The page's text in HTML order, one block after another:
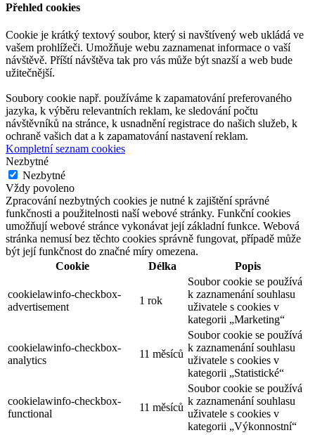
Přehled cookies
Cookie je krátký textový soubor, který si navštívený web ukládá ve
vašem prohlížeči. Umožňuje webu zaznamenat informace o vaší
návštěvě. Příští návštěva tak pro vás může být snazší a web bude
užitečnější.
Soubory cookie např. používáme k zapamatování preferovaného
jazyka, k výběru relevantních reklam, ke sledování počtu
návštěvníků na stránce, k usnadnění registrace do našich služeb, k
ochraně vašich dat a k zapamatování nastavení reklam.
Kompletní seznam cookies
Nezbytné
Nezbytné
Vždy povoleno
Zpracování nezbytných cookies je nutné k zajištění správné
funkčnosti a použitelnosti naší webové stránky. Funkční cookies
umožňují webové stránce vykonávat její základní funkce. Webová
stránka nemusí bez těchto cookies správně fungovat, případě může
být její funkčnost do značné míry omezena.
Cookie
Délka Popis
cookielawinfo-checkbox-
advertisement
1 rok
Soubor cookie se používá
k zaznamenání souhlasu
uživatele s cookies v
kategorii „Marketing“
cookielawinfo-checkbox-
analytics
11 měsíců
Soubor cookie se používá
k zaznamenání souhlasu
uživatele s cookies v
kategorii „Statistické“
cookielawinfo-checkbox-
functional
11 měsíců
Soubor cookie se používá
k zaznamenání souhlasu
uživatele s cookies v
kategorii „Výkonnostní“